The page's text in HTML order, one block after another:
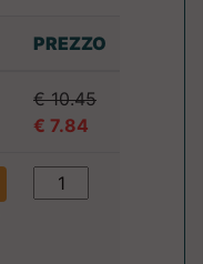
PREZZO
€ 10.45
€ 7.84